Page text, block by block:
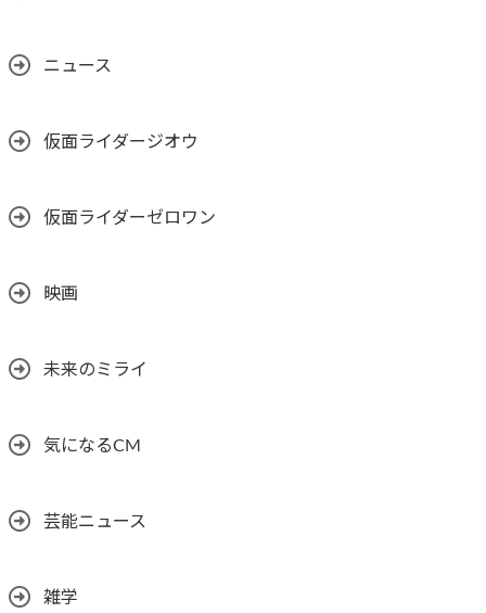
ニュース
仮面ライダージオウ
仮面ライダーゼロワン
映画
未来のミライ
気になるCM
芸能ニュース
雑学